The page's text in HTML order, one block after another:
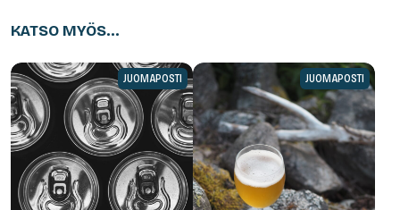
KATSO MYÖS...
JUOMAPOSTI JUOMAPOSTI